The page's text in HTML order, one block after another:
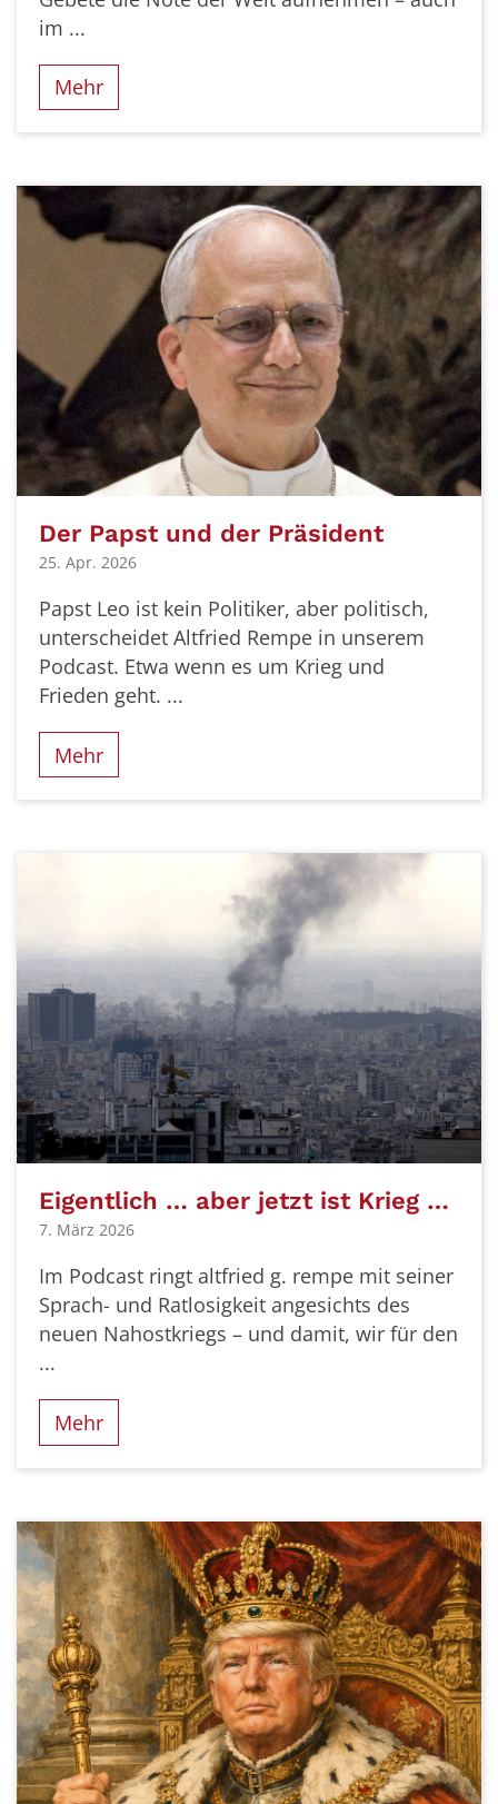
im ...
Mehr
Der Papst und der Präsident
25. Apr. 2026
Papst Leo ist kein Politiker, aber politisch,
unterscheidet Altfried Rempe in unserem
Podcast. Etwa wenn es um Krieg und
Frieden geht. ...
Mehr
Eigentlich … aber jetzt ist Krieg …
7. März 2026
Im Podcast ringt altfried g. rempe mit seiner
Sprach- und Ratlosigkeit angesichts des
neuen Nahostkriegs – und damit, wir für den
...
Mehr